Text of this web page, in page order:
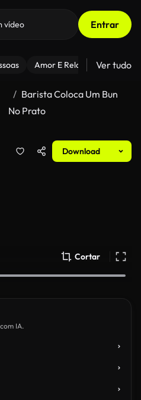
Entrar
Amor E Relacionamentos
Ver tudo
Barista Coloca Um Bun
No Prato
Download
Cortar
IA.